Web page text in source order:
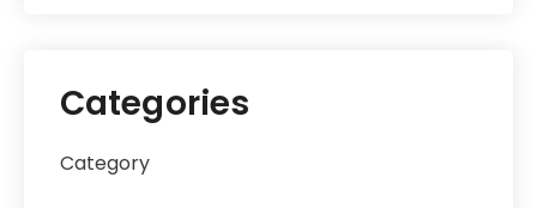
Categories
Category